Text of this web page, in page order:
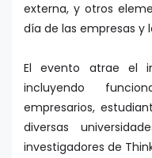
externa, y otros
día de las empresas y
El evento atrae el
incluyendo
empresarios,
diversas
investigadores de